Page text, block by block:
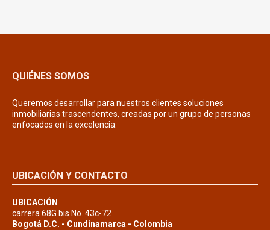
QUIÉNES SOMOS
Queremos desarrollar para nuestros clientes soluciones
inmobiliarias trascendentes, creadas por un grupo de personas
enfocados en la excelencia.
UBICACIÓN Y CONTACTO
UBICACIÓN
carrera 68G bis No. 43c-72
Bogotá D.C. - Cundinamarca - Colombia